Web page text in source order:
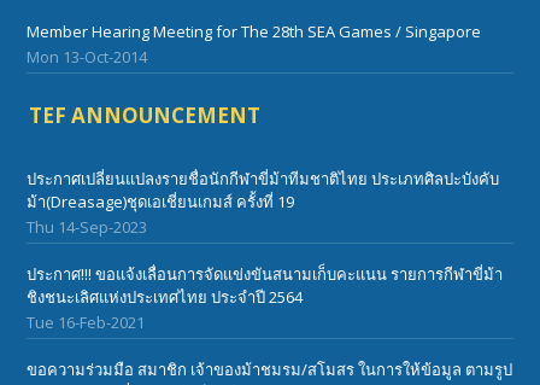
Member Hearing Meeting for The 28th SEA Games / Singapore
Mon 13-Oct-2014
TEF ANNOUNCEMENT
ประกาศเปลี่ยนแปลงรายชื่อนักกีฬาขี่ม้าทีมชาติไทย ประเภทศิลปะบังคับ
ม้า(Dreasage)ชุดเอเชี่ยนเกมส์ ครั้งที่ 19
Thu 14-Sep-2023
ประกาศ!!! ขอแจ้งเลื่อนการจัดแข่งขันสนามเก็บคะแนน รายการกีฬาขี่ม้า
ชิงชนะเลิศแห่งประเทศไทย ประจำปี 2564
Tue 16-Feb-2021
ขอความร่วมมือ สมาชิก เจ้าของม้าชมรม/สโมสร ในการให้ข้อมูล ตามรูป